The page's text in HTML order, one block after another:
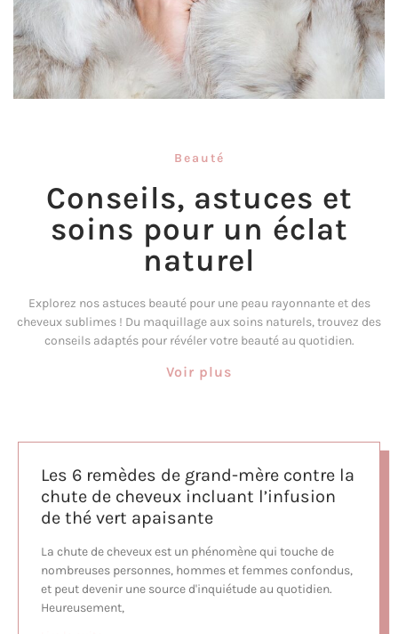
Beauté
Conseils, astuces et
soins pour un éclat
naturel
Explorez nos astuces beauté pour une peau rayonnante et des
cheveux sublimes ! Du maquillage aux soins naturels, trouvez des
conseils adaptés pour révéler votre beauté au quotidien.
Voir plus
Les 6 remèdes de grand-mère contre la
chute de cheveux incluant l’infusion
de thé vert apaisante
La chute de cheveux est un phénomène qui touche de
nombreuses personnes, hommes et femmes confondus,
et peut devenir une source d'inquiétude au quotidien.
Heureusement,